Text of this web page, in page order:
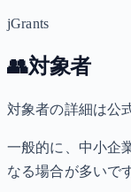
jGrants
👥対象者
対象者の詳細は公
一般的に、中小企
なる場合が多いで